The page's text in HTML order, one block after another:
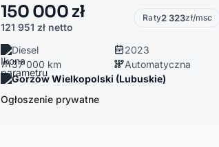
150 000 zł
121 951 zł netto
Raty2 323zł/msc
Diesel
2023
37 000 km
Automatyczna
Gorzów Wielkopolski (Lubuskie)
Ogłoszenie prywatne